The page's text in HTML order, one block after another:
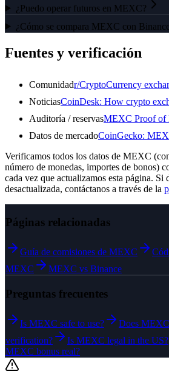
¿Puedo operar futuros en MEXC?
¿Cómo se compara MEXC con
Fuentes y verificación
Comunidadr/CryptoCurrency
NoticiasCoinDesk: How crypto
Auditoría / reservasMEXC Proof of
Datos de mercadoCoinGecko:
Verificamos todos los datos de MEXC
número de monedas, importes de bonos)
cada vez que actualizamos esta página. Si
desactualizada, contáctanos a través de la
Páginas relacionadas
Guía de comisiones de MEXC
MEXC
MEXC vs Binance
Preguntas frecuentes
Is MEXC safe to use?
Does
verification?
Is MEXC legal in the US?
MEXC bonus real?